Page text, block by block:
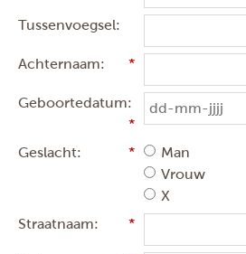
Tussenvoegsel:
Achternaam:
Geboortedatum:
Geslacht:
Man
Vrouw
X
Straatnaam: